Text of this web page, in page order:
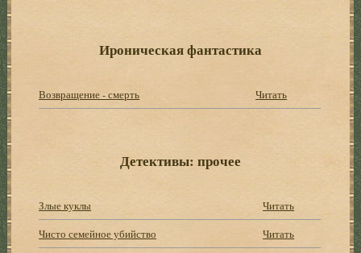
Ироническая фантастика
Возвращение - смерть Читать
Детективы: прочее
Злые куклы
Читать
Чисто семейное убийство
Читать